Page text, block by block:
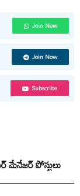
Join Now
Join Now
Subscribe
పోస్టులు